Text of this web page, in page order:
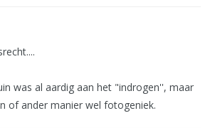
was al aardig aan het "indrogen'', maar
of ander manier wel fotogeniek.